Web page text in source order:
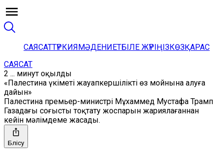
САЯСАТТҮРКИЯМӘДЕНИЕТБІЛЕ ЖҮРІҢІЗКӨЗҚАРАС
САЯСАТ
2 ... минут оқылды
«Палестина үкіметі жауапкершілікті өз мойнына алуға
дайын»
Палестина премьер-министрі Мұхаммед Мустафа Трамп
Газадағы соғысты тоқтату жоспарын жариялағаннан
кейін мәлімдеме жасады.
Бөлісу